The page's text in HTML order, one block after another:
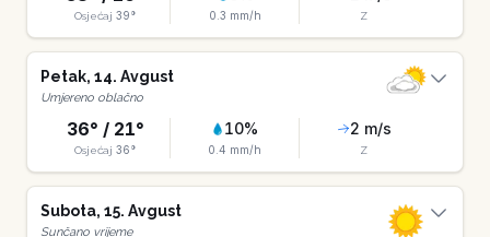
Osjećaj 39° 0.3 mm/h Z
Petak, 14. Avgust
Umjereno oblačno
36° / 21°
Osjećaj 36°
10%
0.4 mm/h
2 m/s
Z
Subota, 15. Avgust
Sunčano vrijeme